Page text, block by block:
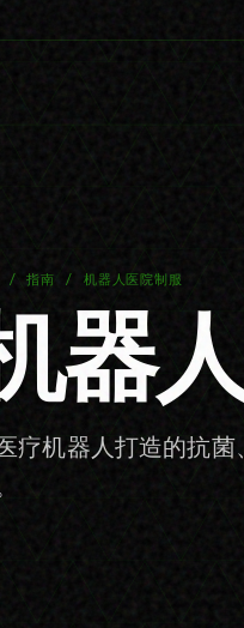
/ 指南 / 机器人医院制服
器
疗机器人打造的抗